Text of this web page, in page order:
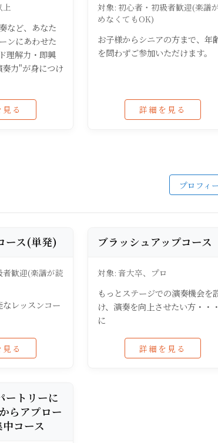
など、あなた
ンにあわせた
理解力・即興
力"が身につけ
る
対象: 初心者・初級者歓迎(楽譜
めなくてもOK)
お子様からシニアの方まで、年
を問わずご参加いただけます。
詳細を見る
プロフィ
ース(単発)
歓迎(楽譜が読
なレッスンコー
る
ブラッシュアップコース
対象: 音大卒、プロ
もっとステージでの演奏機会を
け、演奏を向上させたい方・・
に
詳細を見る
ートリーに
らアプロー
コース